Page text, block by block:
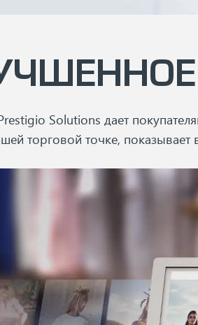
Solutions дает
торговой точке,